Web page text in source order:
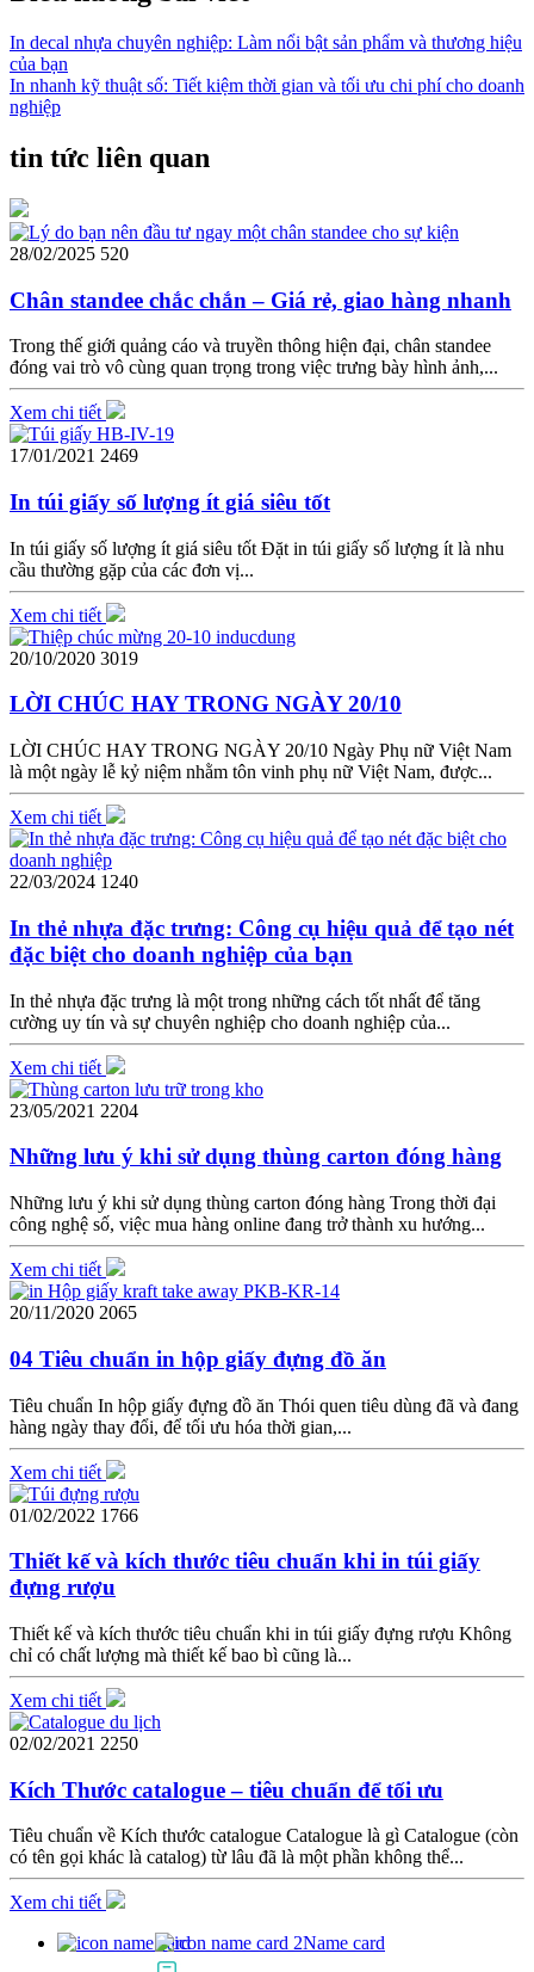
In decal nhựa chuyên nghiệp: Làm nổi bật sản phẩm và thương hiệu
của bạn
In nhanh kỹ thuật số: Tiết kiệm thời gian và tối ưu chi phí cho doanh
nghiệp
tin tức liên quan
28/02/2025 520
Chân standee chắc chắn – Giá rẻ, giao hàng nhanh
Trong thế giới quảng cáo và truyền thông hiện đại, chân standee
đóng vai trò vô cùng quan trọng trong việc trưng bày hình ảnh,...
Xem chi tiết
17/01/2021 2469
In túi giấy số lượng ít giá siêu tốt
In túi giấy số lượng ít giá siêu tốt Đặt in túi giấy số lượng ít là nhu
cầu thường gặp của các đơn vị...
Xem chi tiết
20/10/2020 3019
LỜI CHÚC HAY TRONG NGÀY 20/10
LỜI CHÚC HAY TRONG NGÀY 20/10 Ngày Phụ nữ Việt Nam
là một ngày lễ kỷ niệm nhằm tôn vinh phụ nữ Việt Nam, được...
Xem chi tiết
22/03/2024 1240
In thẻ nhựa đặc trưng: Công cụ hiệu quả để tạo nét
đặc biệt cho doanh nghiệp của bạn
In thẻ nhựa đặc trưng là một trong những cách tốt nhất để tăng
cường uy tín và sự chuyên nghiệp cho doanh nghiệp của...
Xem chi tiết
23/05/2021 2204
Những lưu ý khi sử dụng thùng carton đóng hàng
Những lưu ý khi sử dụng thùng carton đóng hàng Trong thời đại
công nghệ số, việc mua hàng online đang trở thành xu hướng...
Xem chi tiết
20/11/2020 2065
04 Tiêu chuẩn in hộp giấy đựng đồ ăn
Tiêu chuẩn In hộp giấy đựng đồ ăn Thói quen tiêu dùng đã và đang
hàng ngày thay đổi, để tối ưu hóa thời gian,...
Xem chi tiết
01/02/2022 1766
Thiết kế và kích thước tiêu chuẩn khi in túi giấy
đựng rượu
Thiết kế và kích thước tiêu chuẩn khi in túi giấy đựng rượu Không
chỉ có chất lượng mà thiết kế bao bì cũng là...
Xem chi tiết
02/02/2021 2250
Kích Thước catalogue – tiêu chuẩn để tối ưu
Tiêu chuẩn về Kích thước catalogue Catalogue là gì Catalogue (còn
có tên gọi khác là catalog) từ lâu đã là một phần không thể...
Xem chi tiết
Name card